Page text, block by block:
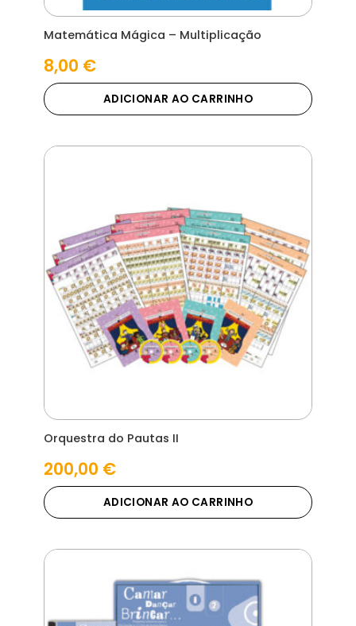
Matemática Mágica – Multiplicação
8,00 €
ADICIONAR AO CARRINHO
Orquestra do Pautas II
200,00 €
ADICIONAR AO CARRINHO